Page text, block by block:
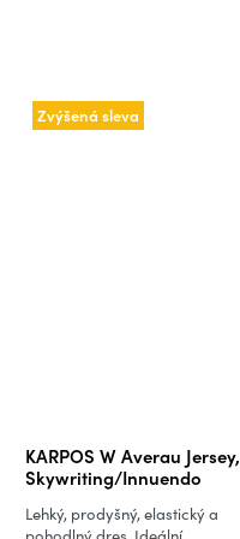
Zvýšená sleva
KARPOS W Averau Jersey,
Skywriting/Innuendo
Lehký, prodyšný, elastický a